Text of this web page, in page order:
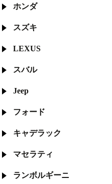
ホンダ
スズキ
LEXUS
スバル
Jeep
フォード
キャデラック
マセラティ
ランボルギーニ